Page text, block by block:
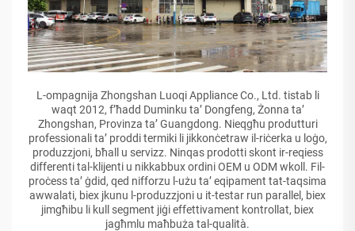
L-ompagnija Zhongshan Luoqi Appliance Co., Ltd. tistab li
waqt 2012, f’ħadd Duminku ta’ Dongfeng, Żonna ta’
Zhongshan, Provinza ta’ Guangdong. Nieqgħu produtturi
professionali ta’ proddi termiki li jikkonċetraw il-riċerka u loġo,
produzzjoni, bħall u servizz. Ninqas prodotti skont ir-reqiess
differenti tal-klijenti u nikkabbux ordini OEM u ODM wkoll. Fil-
proċess ta’ ġdid, qed nifforzu l-użu ta’ eqipament tat-taqsima
awwalati, biex jkunu l-produzzjoni u it-testar run parallel, biex
jimgħibu li kull segment jiġi effettivament kontrollat, biex
jagħmlu maħbuża tal-qualità.